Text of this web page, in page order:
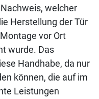
welcher
Herstellung der Tür
vor Ort
wurde. Das
Handhabe, da nur
können, die auf im
Leistungen